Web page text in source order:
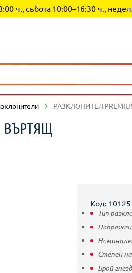
ч., събота 10:00–16:30 ч.,
РАЗКЛОНИТЕЛ
ВЪРТЯЩ
Код:
Тип
Степен
Брой